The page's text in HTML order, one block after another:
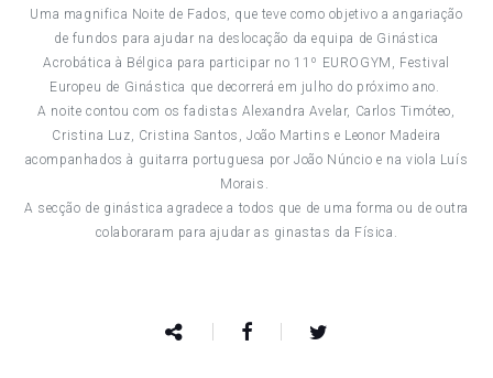
Uma magnifica Noite de Fados, que teve como objetivo a angariação
de fundos para ajudar na deslocação da equipa de Ginástica
Acrobática à Bélgica para participar no 11º EUROGYM, Festival
Europeu de Ginástica que decorrerá em julho do próximo ano.
A noite contou com os fadistas Alexandra Avelar, Carlos Timóteo,
Cristina Luz, Cristina Santos, João Martins e Leonor Madeira
acompanhados à guitarra portuguesa por João Núncio e na viola Luís
Morais.
A secção de ginástica agradece a todos que de uma forma ou de outra
colaboraram para ajudar as ginastas da Física.